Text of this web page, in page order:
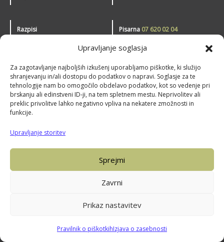
Upravljanje soglasja
Za zagotavljanje najboljših izkušenj uporabljamo piškotke, ki služijo
shranjevanju in/ali dostopu do podatkov o napravi. Soglasje za te
tehnologije nam bo omogočilo obdelavo podatkov, kot so vedenje pri
brskanju ali edinstveni ID-ji, na tem spletnem mestu. Neprivolitev ali
preklic privolitve lahko negativno vpliva na nekatere zmožnosti in
funkcije.
Upravljanje storitev
Sprejmi
Zavrni
Prikaz nastavitev
Pravilnik o piškotkihIzjava o zasebnosti
Razpisi
Informacije javnega značaja
Pisarna 07 620 02 04
Zavod Novo mesto
Tajništvo
07 39 30 390
info@znm.si
Zavod Novo mesto – šport